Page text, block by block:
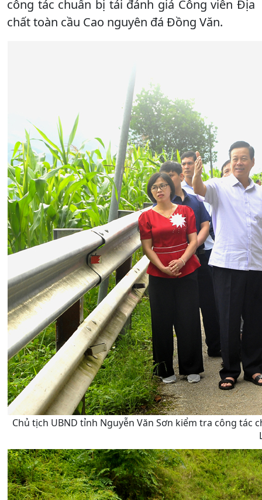
công tác chuẩn bị tái đánh giá Công viên Địa
chất toàn cầu Cao nguyên đá Đồng Văn.
Chủ tịch UBND tỉnh Nguyễn Văn Sơn kiểm tra công tác